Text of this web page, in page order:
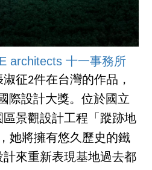
architects 十一事務所
征2件在台灣的作品，
際設計大獎。位於國立
景觀設計工程「蹤跡地
她將擁有悠久歷史的鐵
來重新表現基地過去都